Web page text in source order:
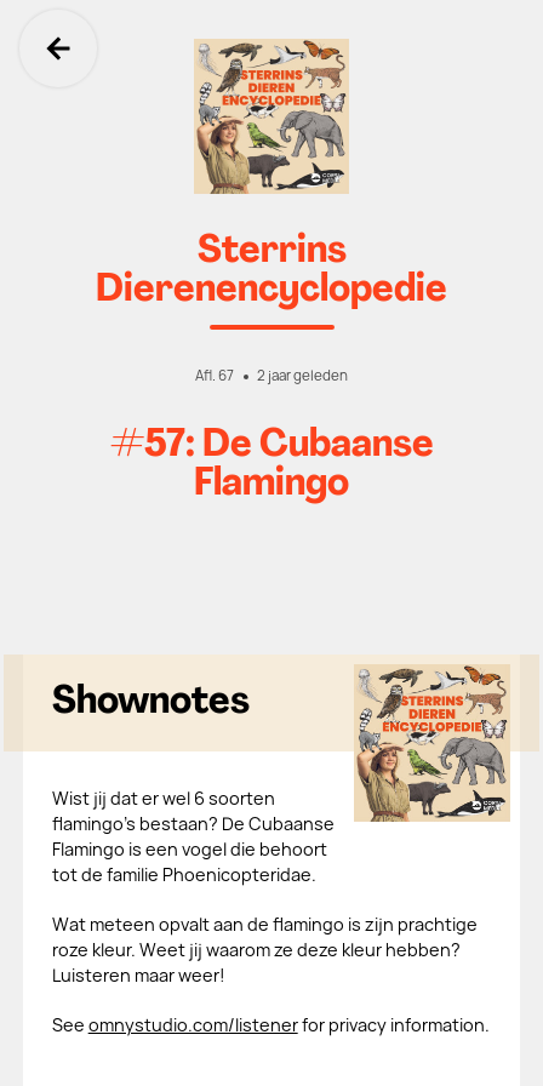
Ga terug
Sterrins
Dierenencyclopedie
Afl. 67 2 jaar geleden
#57: De Cubaanse
Flamingo
Shownotes
Wist jij dat er wel 6 soorten
flamingo’s bestaan? De Cubaanse
Flamingo is een vogel die behoort
tot de familie Phoenicopteridae.
Wat meteen opvalt aan de flamingo is zijn prachtige
roze kleur. Weet jij waarom ze deze kleur hebben?
Luisteren maar weer!
See omnystudio.com/listenerfor privacy information.